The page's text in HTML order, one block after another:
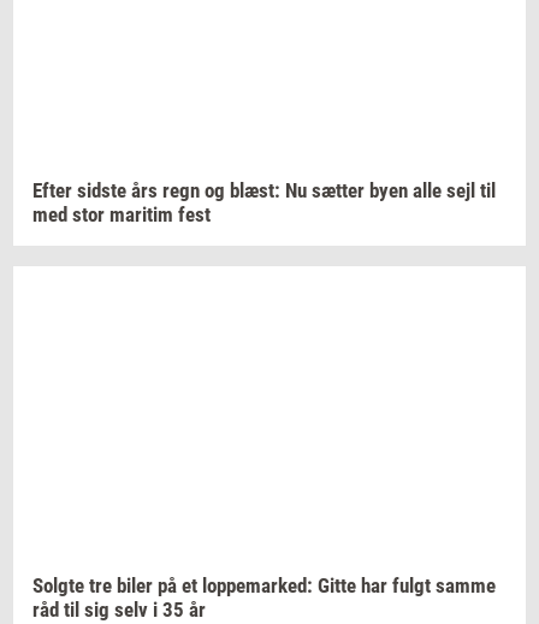
Efter sid­ste års regn og blæst: Nu sæt­ter byen alle sejl til
med stor ma­ri­tim fest
Solg­te tre biler på et lop­pe­mar­ked: Gitte har fulgt samme
råd til sig selv i 35 år